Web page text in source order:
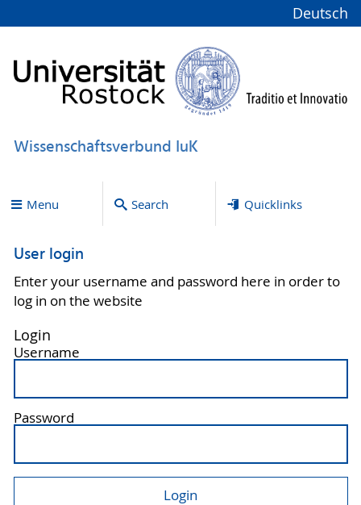
Deutsch
Wissenschaftsverbund IuK
Menu Search Quicklinks
User login
Enter your username and password here in order to
log in on the website
Login
Username
Password